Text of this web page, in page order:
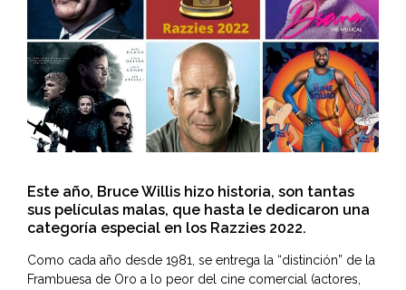
Este año, Bruce Willis hizo historia, son tantas
sus películas malas, que hasta le dedicaron una
categoría especial en los Razzies 2022.
Como cada año desde 1981, se entrega la “distinción” de la
Frambuesa de Oro a lo peor del cine comercial (actores,